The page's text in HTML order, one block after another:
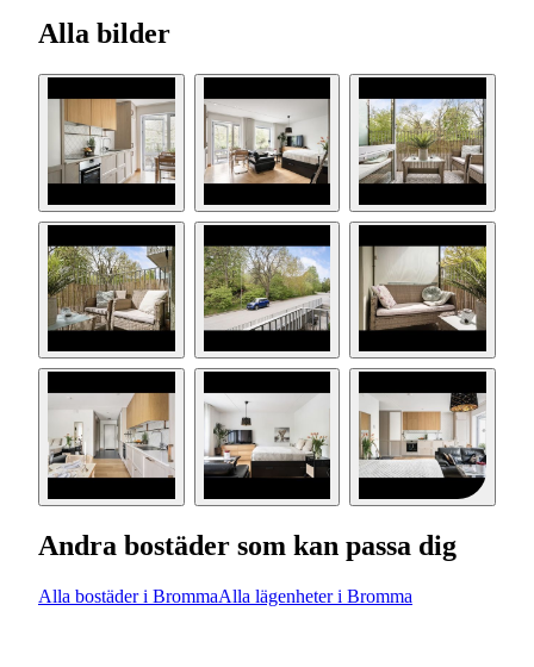
Alla bilder
Andra bostäder som kan passa dig
Alla bostäder i BrommaAlla lägenheter i Bromma